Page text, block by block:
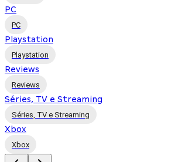
PC
PC
Playstation
Playstation
Reviews
Reviews
Séries, TV e Streaming
Séries, TV e Streaming
Xbox
Xbox